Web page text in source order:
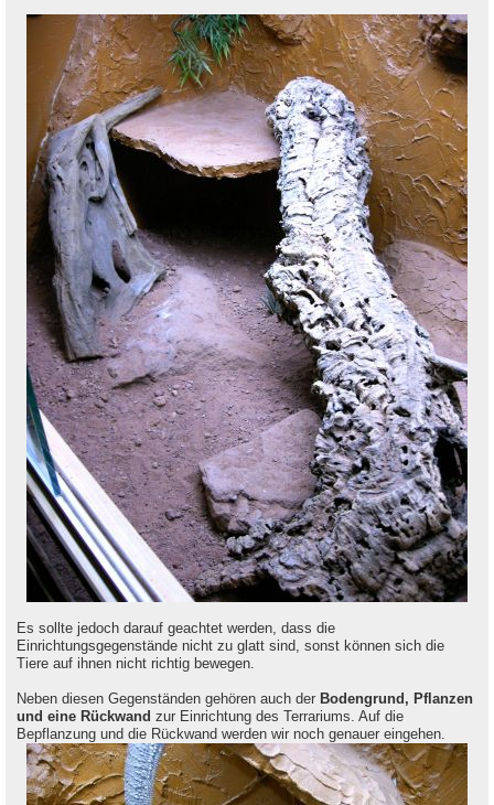
Es sollte jedoch darauf geachtet werden, dass die
Einrichtungsgegenstände nicht zu glatt sind, sonst können sich die
Tiere auf ihnen nicht richtig bewegen.
Neben diesen Gegenständen gehören auch der Bodengrund, Pflanzen
und eine Rückwand zur Einrichtung des Terrariums. Auf die
Bepflanzung und die Rückwand werden wir noch genauer eingehen.